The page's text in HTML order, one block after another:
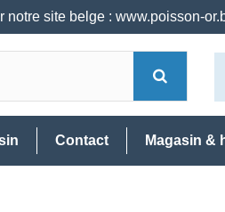
notre site belge : www.poisson-
Contact Magasin &